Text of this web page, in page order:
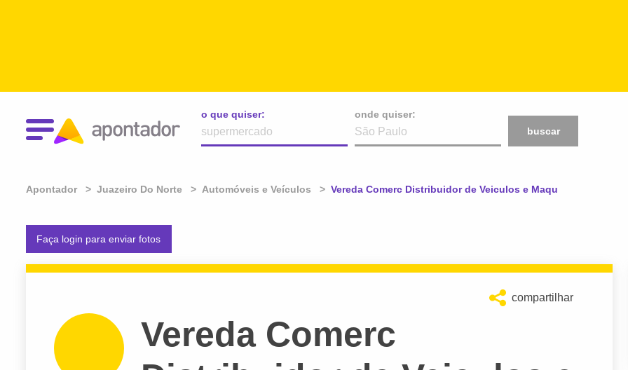
o que quiser:
onde quiser:
buscar
Apontador Juazeiro Do Norte Automóveis e Veículos Atual:
Vereda Comerc Distribuidor de Veiculos e Maqu
Faça login para enviar fotos
compartilhar
Vereda Comerc